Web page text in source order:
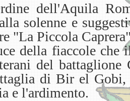
dell'Aquila
solenne e
"La Piccola
della fiaccole che
del
di Bir el Gobi,
e l'ardimento.